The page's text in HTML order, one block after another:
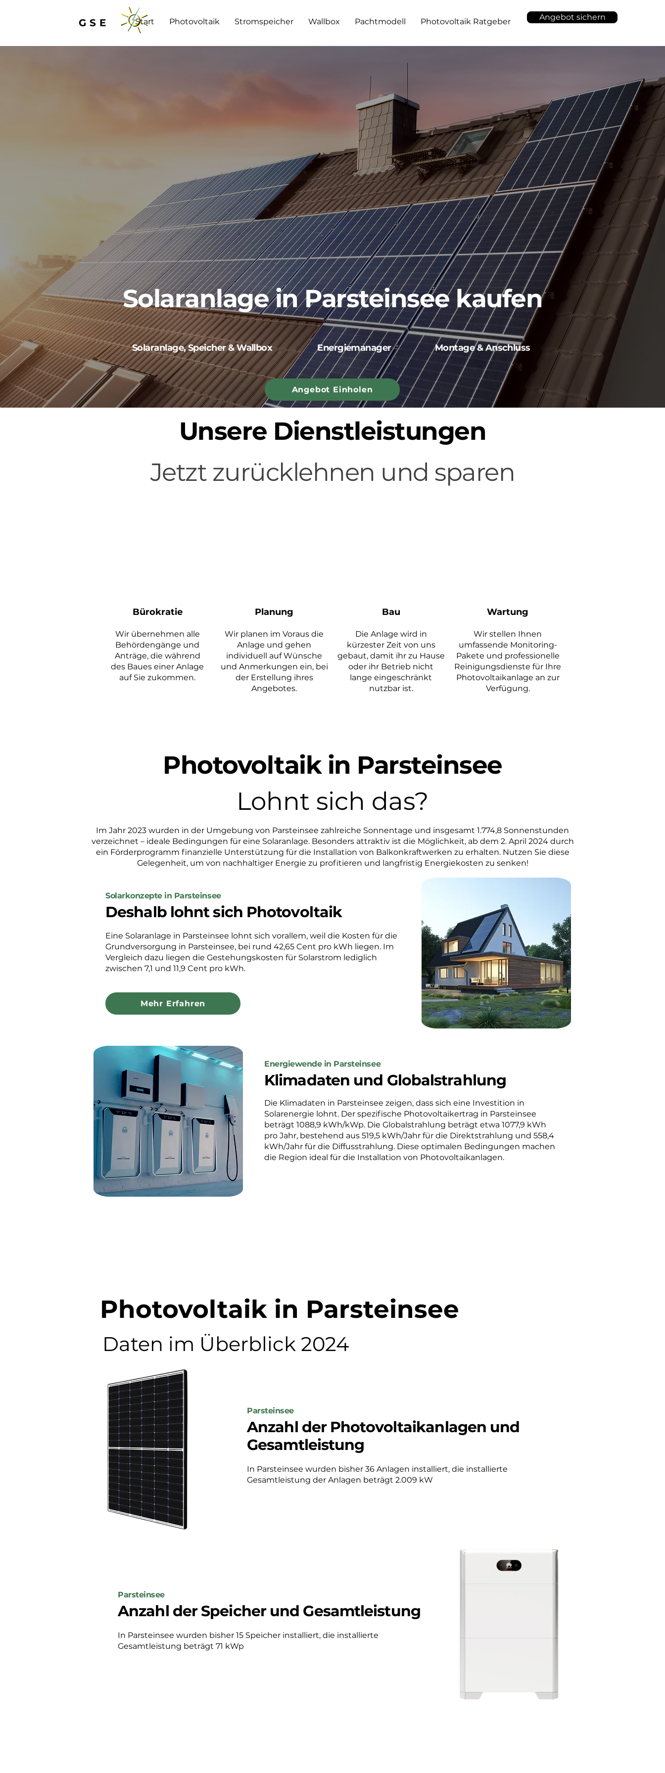
GSE Start Photovoltaik Stromspeicher Wallbox Pachtmodell Photovoltaik Ratgeber Angebot sichern
Solaranlage in Parsteinsee kaufen
Solaranlage, Speicher & Wallbox Energiemanager Montage & Anschluss
Angebot Einholen
Unsere Dienstleistungen
Jetzt zurücklehnen und sparen
Bürokratie Planung Bau Wartung
Wir übernehmen alle
Behördengänge und
Anträge, die während
des Baues einer Anlage
auf Sie zukommen.
Wir planen im Voraus die
Anlage und gehen
individuell auf Wünsche
und Anmerkungen ein, bei
der Erstellung ihres
Angebotes.
Die Anlage wird in
kürzester Zeit von uns
gebaut, damit ihr zu Hause
oder ihr Betrieb nicht
lange eingeschränkt
nutzbar ist.
Wir stellen Ihnen
umfassende Monitoring-
Pakete und professionelle
Reinigungsdienste für Ihre
Photovoltaikanlage an zur
Verfügung.
Solarkonzepte in Parsteinsee
Deshalb lohnt sich Photovoltaik
Eine Solaranlage in Parsteinsee lohnt sich vorallem, weil die Kosten für die
Grundversorgung in Parsteinsee, bei rund 42,65 Cent pro kWh liegen. Im
Vergleich dazu liegen die Gestehungskosten für Solarstrom lediglich
zwischen 7,1 und 11,9 Cent pro kWh.
Mehr Erfahren
Energiewende in Parsteinsee
Klimadaten und Globalstrahlung
Die Klimadaten in Parsteinsee zeigen, dass sich eine Investition in
Solarenergie lohnt. Der spezifische Photovoltaikertrag in Parsteinsee
beträgt 1088,9 kWh/kWp. Die Globalstrahlung beträgt etwa 1077,9 kWh
pro Jahr, bestehend aus 519,5 kWh/Jahr für die Direktstrahlung und 558,4
kWh/Jahr für die Diffusstrahlung. Diese optimalen Bedingungen machen
die Region ideal für die Installation von Photovoltaikanlagen.
Im Jahr 2023 wurden in der Umgebung von Parsteinsee zahlreiche Sonnentage und insgesamt 1.774,8 Sonnenstunden
verzeichnet – ideale Bedingungen für eine Solaranlage. Besonders attraktiv ist die Möglichkeit, ab dem 2. April 2024 durch
ein Förderprogramm finanzielle Unterstützung für die Installation von Balkonkraftwerken zu erhalten. Nutzen Sie diese
Gelegenheit, um von nachhaltiger Energie zu profitieren und langfristig Energiekosten zu senken!
Photovoltaik in Parsteinsee
Lohnt sich das?
Parsteinsee
Anzahl der Speicher und Gesamtleistung
In Parsteinsee wurden bisher 15 Speicher installiert, die installierte
Gesamtleistung beträgt 71 kWp
Parsteinsee
Anzahl der Photovoltaikanlagen und
Gesamtleistung
In Parsteinsee wurden bisher 36 Anlagen installiert, die installierte
Gesamtleistung der Anlagen beträgt 2.009 kW
Photovoltaik in Parsteinsee
Daten im Überblick 2024